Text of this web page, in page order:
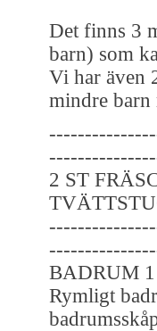
Det finns 3
barn) som
Vi har även
mindre barn
2 ST
BADRUM 1
Rymligt